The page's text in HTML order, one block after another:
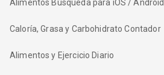
Alimentos Búsqueda para iOS / Android
Caloría, Grasa y Carbohidrato Contador
Alimentos y Ejercicio Diario